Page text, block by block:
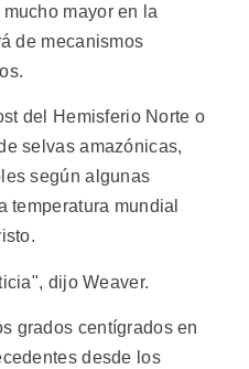
mayor en la
de mecanismos
del Hemisferio Norte o
selvas amazónicas,
según algunas
temperatura mundial
dijo Weaver.
grados centígrados en
desde los